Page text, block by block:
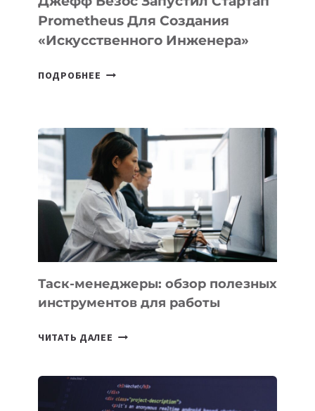
Prometheus Для Создания
«искусственного Инженера»
ПОДРОБНЕЕ ДЖЕФФ
PROMETHEUS
ДЛЯ
СОЗДАНИЯ
«ИСКУССТВЕННОГО
ИНЖЕНЕРА»
Таск-менеджеры: обзор полезных
инструментов для работы
ЧИТАТЬ ДАЛЕЕ ТАСК-
ПОЛЕЗНЫХ
ИНСТРУМЕНТОВ